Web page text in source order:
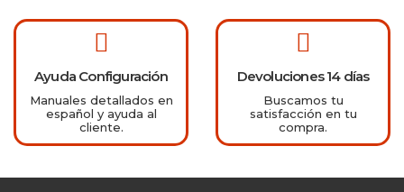
Ayuda Configuración
Manuales detallados en
español y ayuda al
cliente.
Devoluciones 14 días
Buscamos tu
satisfacción en tu
compra.